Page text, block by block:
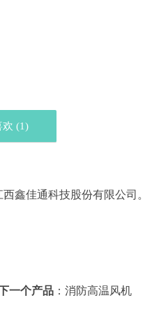
欢 (1)
鑫佳通科技股份有限公司。
一个产品： 消防高温风机